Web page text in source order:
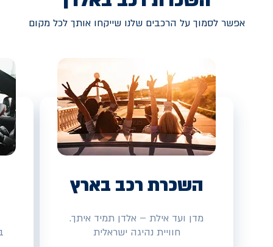
אפשר לסמוך על הרכבים שלנו שייקחו אותך לכל מקום
השכרת רכב בארץ
מדן ועד אילת – אלדן תמיד איתך.
חוויית נהיגה ישראלית